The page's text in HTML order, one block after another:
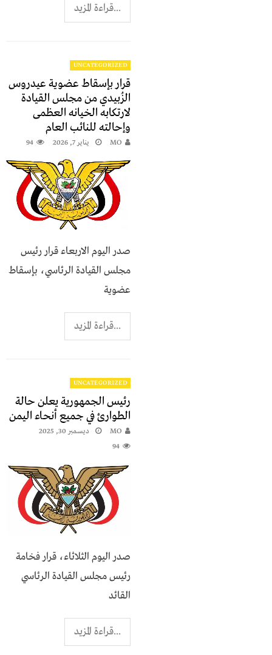
...قراءة المزيد
UNCATEGORIZED
قرار بإسقاط عضوية عيدروس
الزُبيدي من مجلس القيادة
لارتكابه الخيانه العظمى
وإحالته للنائب العام
MO يناير 7, 2026 94
صدر اليوم الاربعاء قرار رئيس
مجلس القيادة الرئاسي، بإسقاط
عضوية
...قراءة المزيد
UNCATEGORIZED
رئيس الجمهورية يعلن حالة
الطوارئ في جميع أنحاء اليمن
MO
ديسمبر 30, 2025
94
صدر اليوم الثلاثاء، قرار فخامة
رئيس مجلس القيادة الرئاسي
القائد
...قراءة المزيد